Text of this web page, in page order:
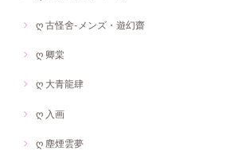
ღ 古怪舍-メンズ・遊幻齋
ღ 卿棠
ღ 大青龍肆
ღ 入画
ღ 塵煙雲夢